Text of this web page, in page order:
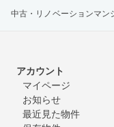
中古・リノベーションマン
アカウント
マイページ
お知らせ
最近見た物件